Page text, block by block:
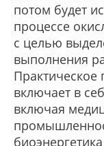
потом будет
процессе
с целью
выполнения
Практическое
включает в
включая